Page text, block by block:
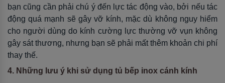
bạn cũng cần phải chú ý đến lực tác động vào, bởi nếu tác
động quá mạnh sẽ gây vỡ kính, mặc dù không nguy hiểm
cho người dùng do kính cường lực thường vỡ vụn không
gây sát thương, nhưng bạn sẽ phải mất thêm khoản chi phí
thay thế.
4. Những lưu ý khi sử dụng tủ bếp inox cánh kính